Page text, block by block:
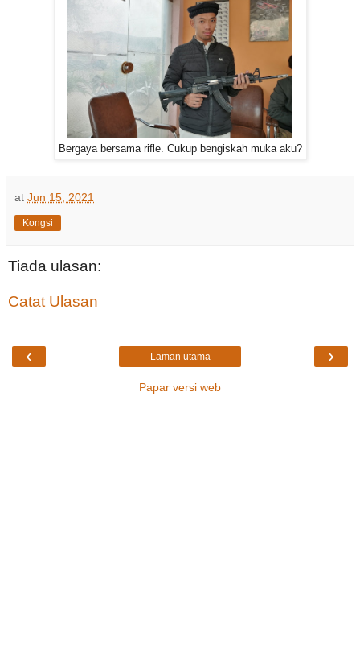
Bergaya bersama rifle. Cukup bengiskah muka aku?
at Jun 15, 2021
Kongsi
Tiada ulasan:
Catat Ulasan
‹ ›
Laman utama
Papar versi web